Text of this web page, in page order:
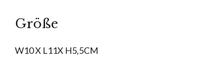
Größe
W10 X L11X H5,5CM